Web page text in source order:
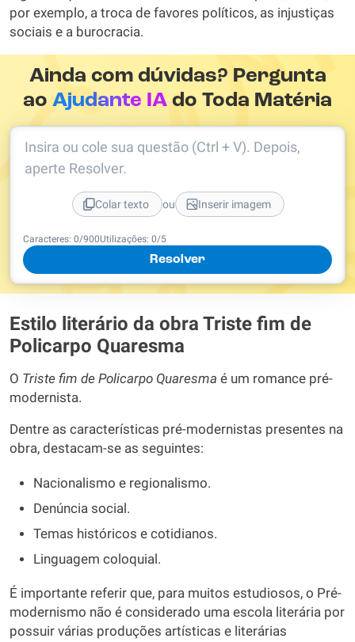
por exemplo, a troca de favores políticos, as injustiças
sociais e a burocracia.
Ainda com dúvidas? Pergunta
aoAjudante IA do Toda Matéria
Caracteres: 0/900Utilizações: 0/5
Resolver
Insira ou cole sua questão (Ctrl + V). Depois,
aperte Resolver.
Colar texto ou Inserir imagem
Estilo literário da obra Triste fim de
Policarpo Quaresma
O Triste fim de Policarpo Quaresma é um romance pré-
modernista.
Dentre as características pré-modernistas presentes na
obra, destacam-se as seguintes:
Nacionalismo e regionalismo.
Denúncia social.
Temas históricos e cotidianos.
Linguagem coloquial.
É importante referir que, para muitos estudiosos, o Pré-
modernismo não é considerado uma escola literária por
possuir várias produções artísticas e literárias